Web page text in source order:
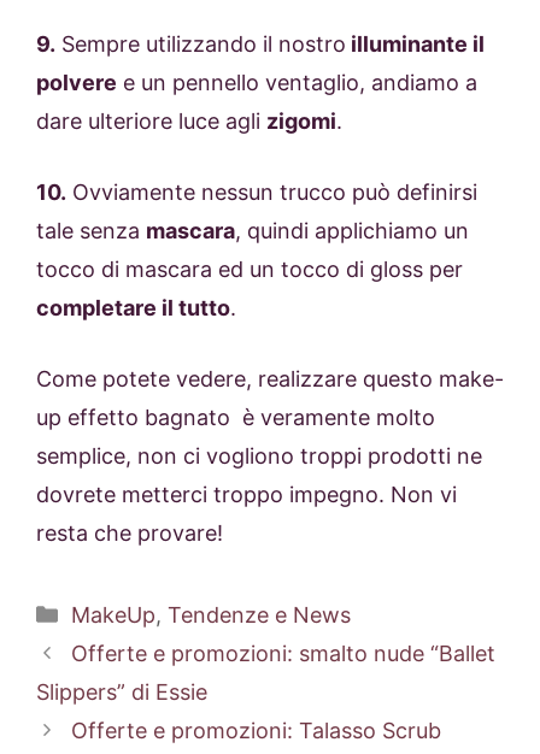
9. Sempre utilizzando il nostro illuminante il
polvere e un pennello ventaglio, andiamo a
dare ulteriore luce agli zigomi.
10. Ovviamente nessun trucco può definirsi
tale senza mascara, quindi applichiamo un
tocco di mascara ed un tocco di gloss per
completare il tutto.
Come potete vedere, realizzare questo make-
up effetto bagnato è veramente molto
semplice, non ci vogliono troppi prodotti ne
dovrete metterci troppo impegno. Non vi
resta che provare!
Categorie
MakeUp, Tendenze e News
Offerte e promozioni: smalto nude “Ballet
Slippers” di Essie
Offerte e promozioni: Talasso Scrub